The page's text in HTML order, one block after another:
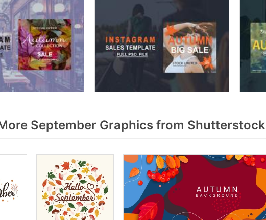
September Graphics from Shutterstock